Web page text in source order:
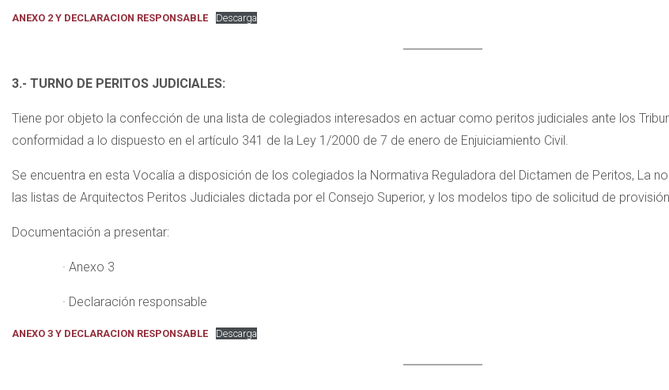
ANEXO 2 Y DECLARACION RESPONSABLE Descarga
3.- TURNO DE PERITOS JUDICIALES:
Tiene por objeto la confección de una lista de colegiados interesados en actuar como peritos judiciales ante los
conformidad a lo dispuesto en el artículo 341 de la Ley 1/2000 de 7 de enero de Enjuiciamiento Civil.
Se encuentra en esta Vocalía a disposición de los colegiados la Normativa Reguladora del Dictamen de Peritos, La
las listas de Arquitectos Peritos Judiciales dictada por el Consejo Superior, y los modelos tipo de solicitud de
Documentación a presentar:
· Anexo 3
· Declaración responsable
ANEXO 3 Y DECLARACION RESPONSABLE Descarga